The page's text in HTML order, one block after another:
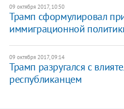
09 октября 2017, 10:50
​Трамп сформулировал
иммиграционной
09 октября 2017, 09:14
Трамп разругался с
республиканцем